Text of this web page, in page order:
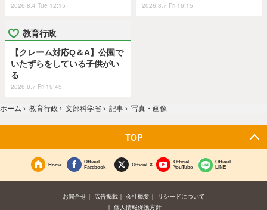
2026.8.4 Tue 12:15 2026.8.7 Fri 16:15
教育行政
【クレーム対応Q＆A】公園で
いたずらをしている子供がい
る
2026.8.7 Fri 19:45
ホーム › 教育行政 › 文部科学省 › 記事 › 写真・画像
TOP
Home
Official
Facebook
Official X
Official
YouTube
Official
LINE
お問合せ 広告掲載 会社概要
リシードについて
個人情報保護方針